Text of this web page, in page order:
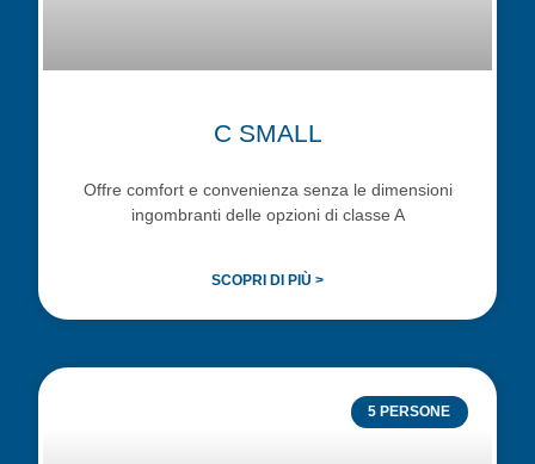
C SMALL
Offre comfort e convenienza senza le dimensioni
ingombranti delle opzioni di classe A
SCOPRI DI PIÙ >
5 PERSONE